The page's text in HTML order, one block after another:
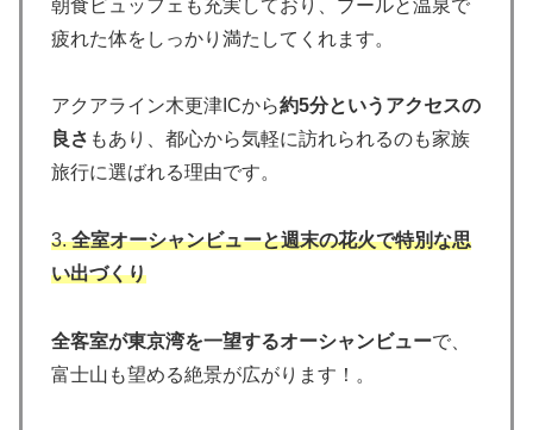
朝食ビュッフェも充実しており、プールと温泉で
疲れた体をしっかり満たしてくれます。
アクアライン木更津ICから約5分というアクセスの
良さ もあり、都心から気軽に訪れられるのも家族
旅行に選ばれる理由です。
3.全室オーシャンビューと週末の花火で特別な思
い出づくり
全客室が東京湾を一望するオーシャンビューで、
富士山も望める絶景が広がります！。